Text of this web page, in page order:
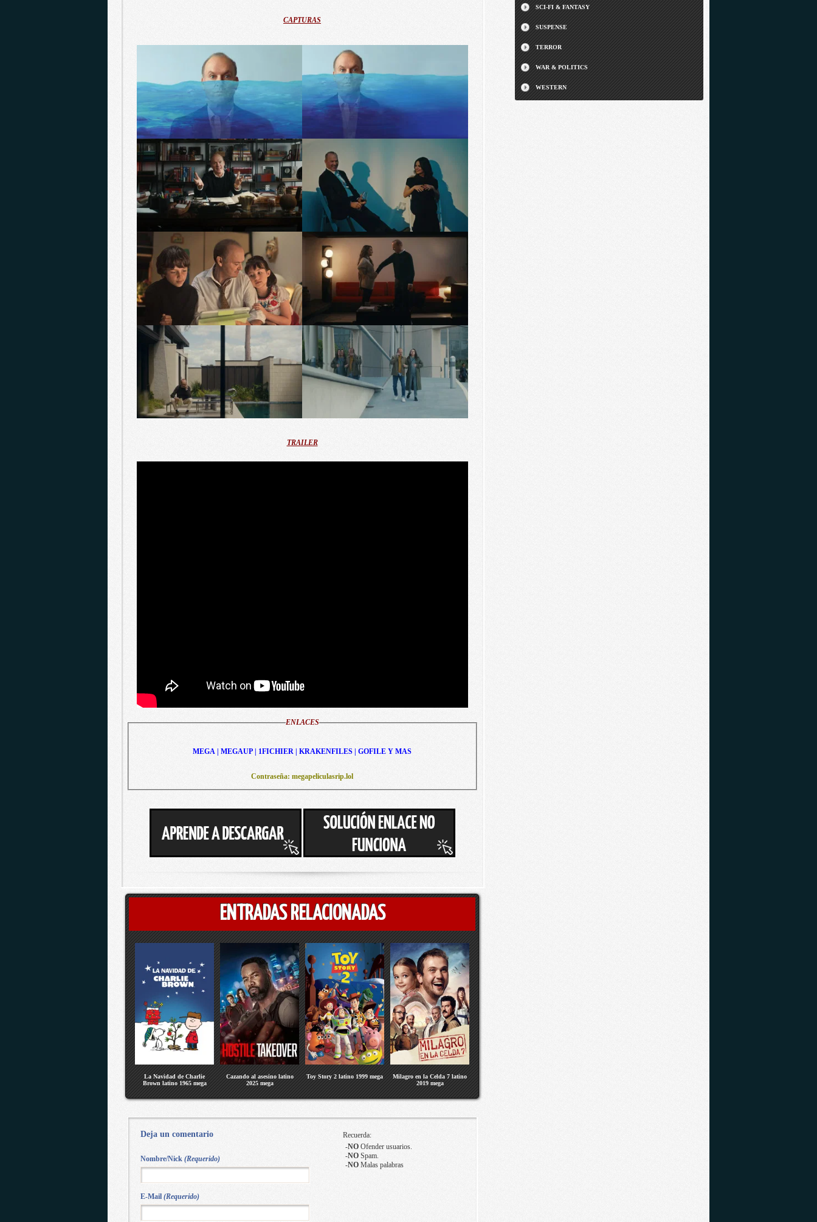
CAPTURAS
TRAILER
ENLACES
MEGA | MEGAUP | 1FICHIER | KRAKENFILES | GOFILE Y MAS
Contraseña: megapeliculasrip.lol
ENTRADAS RELACIONADAS
La Navidad de Charlie
Brown latino 1965 mega
Cazando al asesino latino
2025 mega
Toy Story 2 latino 1999 mega
Milagro en la Celda 7 latino
2019 mega
Deja un comentario
Recuerda:
-NOOfender usuarios.
-NOSpam.
-NOMalas palabras
Nombre/Nick (Requerido)
E-Mail (Requerido)
SCI-FI & FANTASY
SUSPENSE
TERROR
WAR & POLITICS
WESTERN